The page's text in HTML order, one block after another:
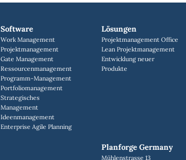
Software
Work Management
Projektmanagement
Gate Management
Ressourcenmanagement
Programm-Management
Portfoliomanagement
Strategisches
Management
Ideenmanagement
Enterprise Agile Planning
Lösungen
Projektmanagement Office
Lean Projektmanagement
Entwicklung neuer
Produkte
Planforge Germany
Mühlenstrasse 13